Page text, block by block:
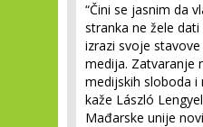
“Čini se jasnim da
stranka ne žele
izrazi svoje
medija. Zatvaranje
medijskih sloboda i
kaže László
Mađarske unije